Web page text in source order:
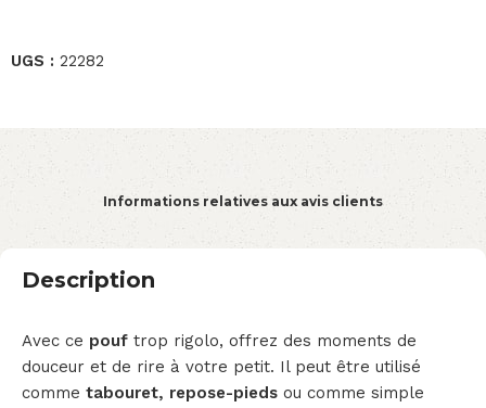
UGS : 22282
Informations relatives aux avis clients
Description
Avec ce pouf trop rigolo, offrez des moments de
douceur et de rire à votre petit. Il peut être utilisé
comme tabouret, repose-pieds ou comme simple